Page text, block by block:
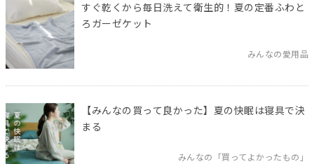
すぐ乾くから毎日洗えて衛生的！夏の定番ふわと
ろガーゼケット
みんなの愛用品
【みんなの買って良かった】夏の快眠は寝具で決
まる
みんなの「買ってよかったもの」